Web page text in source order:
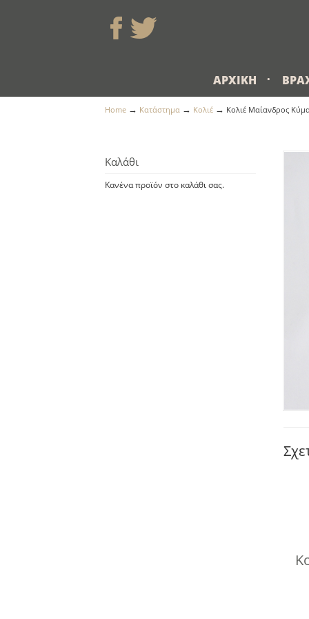
ΑΡΧΙΚΉ
Home → Κατάστημα → Κολιέ → Κολιέ Μαίανδρος
Καλάθι
Κανένα προϊόν στο καλάθι σας.